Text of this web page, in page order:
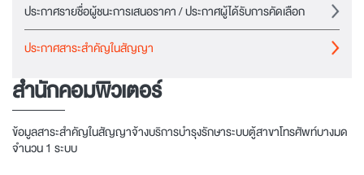
ประกาศรายชื่อผู้ชนะการเสนอราคา / ประกาศผู้ได้รับการคัดเลือก
ประกาศสาระสำคัญในสัญญา
สำนักคอมพิวเตอร์
ข้อมูลสาระสำคัญในสัญญาจ้างบริการบำรุงรักษาระบบตู้สาขาโทรศัพท์บางมด
จำนวน 1 ระบบ